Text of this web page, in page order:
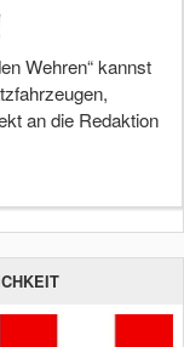
Wehren“ kannst
an die Redaktion